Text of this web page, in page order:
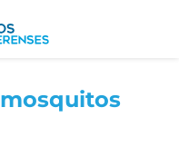
mosquitos